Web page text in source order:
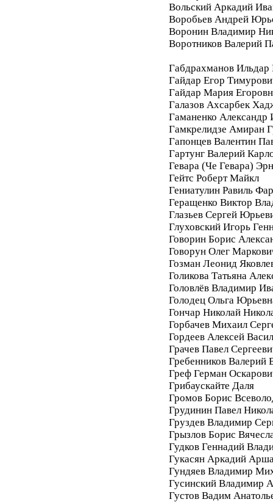
Вольский Аркадий
Воробьев Андрей
Воронин Владимир
Воротников Валерий
Габдрахманов Ильдар
Гайдар Егор
Гайдар Мария
Галазов Ахсарбек
Гаманенко Александр
Гамкрелидзе Амиран
Гапонцев Валентин
Гартунг Валерий
Гевара (Че Гевара)
Гейтс Роберт Майкл
Гениатулин Равиль
Геращенко Виктор
Глазьев Сергей
Глуховский Игорь
Говорин Борис
Говорун Олег
Гозман Леонид
Голикова Татьяна
Головлёв Владимир
Голодец Ольга
Гончар Николай
Горбачев Михаил
Гордеев Алексей
Грачев Павел
Гребенников Валерий
Греф Герман
Грибаускайте Даля
Громов Борис
Грудинин Павел
Груздев Владимир
Грызлов Борис
Гудков Геннадий
Гукасян Аркадий
Гундяев Владимир
Гусинский Владимир
Густов Вадим